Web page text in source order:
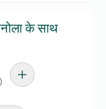
के साथ